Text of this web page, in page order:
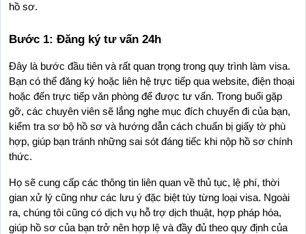
hồ sơ.
Bước 1: Đăng ký tư vấn 24h
Đây là bước đầu tiên và rất quan trọng trong quy trình làm visa.
Bạn có thể đăng ký hoặc liên hệ trực tiếp qua website, điện thoại
hoặc đến trực tiếp văn phòng để được tư vấn. Trong buổi gặp
gỡ, các chuyên viên sẽ lắng nghe mục đích chuyến đi của bạn,
kiểm tra sơ bộ hồ sơ và hướng dẫn cách chuẩn bị giấy tờ phù
hợp, giúp bạn tránh những sai sót đáng tiếc khi nộp hồ sơ chính
thức.
Họ sẽ cung cấp các thông tin liên quan về thủ tục, lệ phí, thời
gian xử lý cũng như các lưu ý đặc biệt tùy từng loại visa. Ngoài
ra, chúng tôi cũng có dịch vụ hỗ trợ dịch thuật, hợp pháp hóa,
giúp hồ sơ của bạn trở nên hợp lệ và đầy đủ theo quy định của